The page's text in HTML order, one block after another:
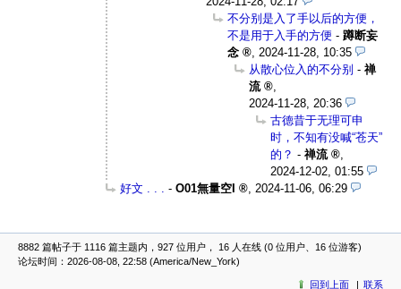
不分别是入了手以后的方便，
不是用于入手的方便 - 蹲断妄
念
2024-11-28, 10:35
从散心位入的不分别 - 禅
流
2024-11-28, 20:36
古德昔于无理可申
时，不知有没喊“苍天”
的？ - 禅流
2024-12-02, 01:55
好文 . . .
- O01無量空I 2024-11-06, 06:29
8882 篇帖子于 1116 篇主题内，927 位用户， 16 人在线 (0 位用户、16 位游客)
论坛时间：2026-08-08, 22:58 (America/New_York)
回到上面 联系